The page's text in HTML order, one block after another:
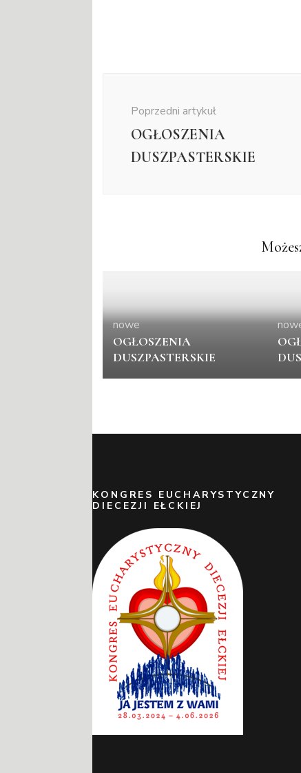
Poprzedni artykuł
OGŁOSZENIA
DUSZPASTERSKIE
nowe
OGŁOSZENIA
DUSZPASTERSKIE
KONGRES EUCHARYSTYCZNY
DIECEZJI EŁCKIEJ